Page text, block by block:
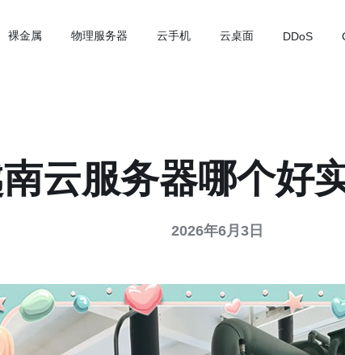
裸金属 物理服务器 云手机 云桌面 DDoS
云服务器哪个好
2026年6月3日